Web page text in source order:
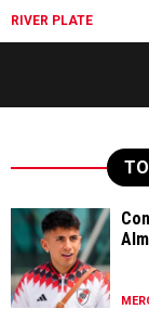
RIVER PLATE